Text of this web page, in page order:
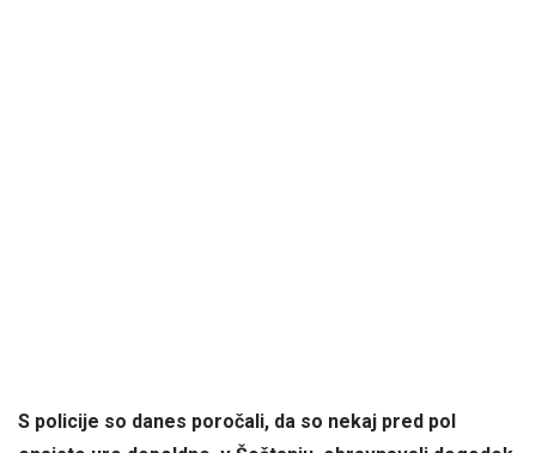
S policije so danes poročali, da so nekaj pred pol